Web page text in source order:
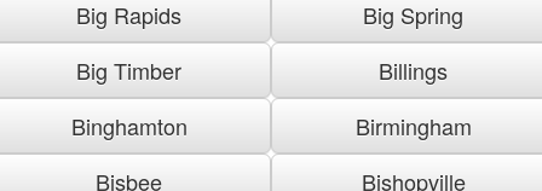
Big Rapids
Big Spring
Big Timber
Billings
Binghamton
Birmingham
Bisbee
Bishopville